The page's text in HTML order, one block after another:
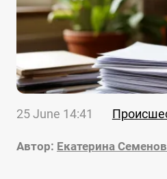
25 June 14:41
Автор: Екатерина